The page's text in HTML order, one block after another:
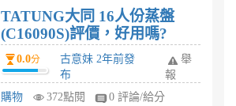
TATUNG大同 16人份蒸盤
(C16090S)評價，好用嗎?
0.0分
古意妹 2年前發
布
舉
報
購物
372點閱
0 評論/給分